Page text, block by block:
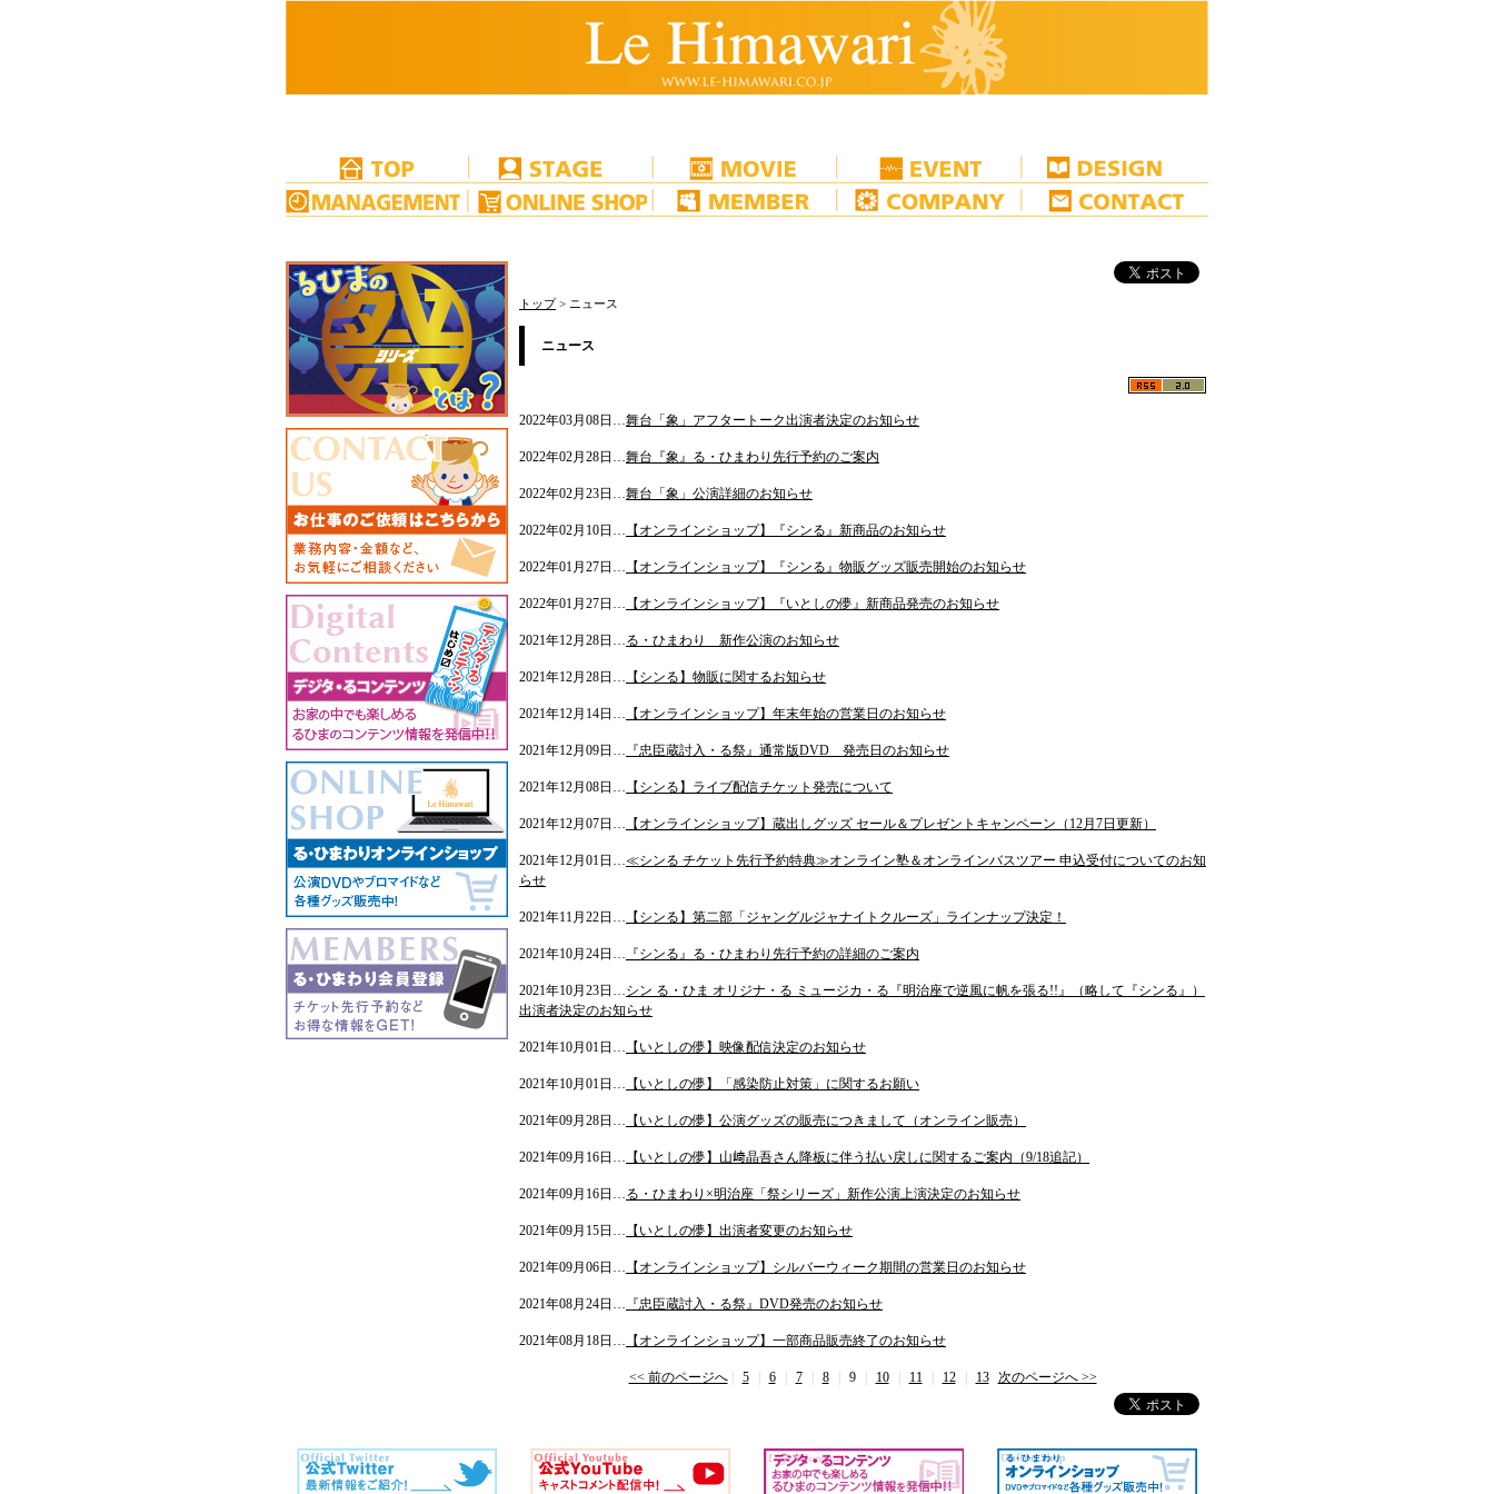
トップ> ニュース
ニュース
2022年03月08日…舞台「象」アフタートーク出演者決定のお知らせ
2022年02月28日…舞台『象』る・ひまわり先行予約のご案内
2022年02月23日…舞台「象」公演詳細のお知らせ
2022年02月10日… 【オンラインショップ】『シンる』新商品のお知らせ
2022年01月27日… 【オンラインショップ】『シンる』物販グッズ販売開始のお知らせ
2022年01月27日… 【オンラインショップ】『いとしの儚』新商品発売のお知らせ
2021年12月28日…る・ひまわり 新作公演のお知らせ
2021年12月28日… 【シンる】物販に関するお知らせ
2021年12月14日… 【オンラインショップ】年末年始の営業日のお知らせ
2021年12月09日… 『忠臣蔵討入・る祭』通常版DVD 発売日のお知らせ
2021年12月08日… 【シンる】ライブ配信チケット発売について
2021年12月07日… 【オンラインショップ】蔵出しグッズ セール＆プレゼントキャンペーン（12月7日更新）
2021年12月01日…≪シンる チケット先行予約特典≫オンライン塾＆オンラインバスツアー 申込受付についてのお知
らせ
2021年11月22日… 【シンる】第二部「ジャングルジャナイトクルーズ」ラインナップ決定！
2021年10月24日… 『シンる』る・ひまわり先行予約の詳細のご案内
2021年10月23日…シン る・ひま オリジナ・る ミュージカ・る『明治座で逆風に帆を張る!!』（略して『シンる』）
出演者決定のお知らせ
2021年10月01日… 【いとしの儚】映像配信決定のお知らせ
2021年10月01日… 【いとしの儚】「感染防止対策」に関するお願い
2021年09月28日… 【いとしの儚】公演グッズの販売につきまして（オンライン販売）
2021年09月16日… 【いとしの儚】山﨑晶吾さん降板に伴う払い戻しに関するご案内（9/18追記）
2021年09月16日…る・ひまわり×明治座「祭シリーズ」新作公演上演決定のお知らせ
2021年09月15日… 【いとしの儚】出演者変更のお知らせ
2021年09月06日… 【オンラインショップ】シルバーウィーク期間の営業日のお知らせ
2021年08月24日… 『忠臣蔵討入・る祭』DVD発売のお知らせ
2021年08月18日… 【オンラインショップ】一部商品販売終了のお知らせ
<< 前のページへ| 5 6 7 8 9 10 11 12 13 次のページへ >>